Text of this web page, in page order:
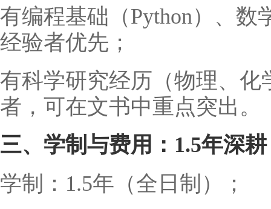
有编程基础（Python）、
经验者优先；
有科学研究经历（物理、
者，可在文书中重点突出。
三、学制与费用：1.5年深
学制：1.5年（全日制）；